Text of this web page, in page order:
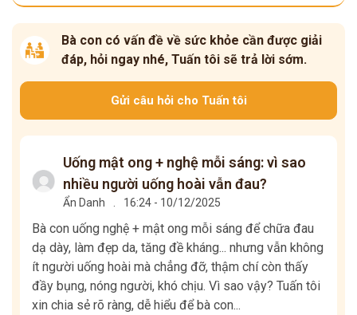
Bà con có vấn đề về sức khỏe cần được giải
đáp, hỏi ngay nhé, Tuấn tôi sẽ trả lời sớm.
Gửi câu hỏi cho Tuấn tôi
Uống mật ong + nghệ mỗi sáng: vì sao
nhiều người uống hoài vẫn đau?
Ẩn Danh 16:24 - 10/12/2025
Bà con uống nghệ + mật ong mỗi sáng để chữa đau
dạ dày, làm đẹp da, tăng đề kháng... nhưng vẫn không
ít người uống hoài mà chẳng đỡ, thậm chí còn thấy
đầy bụng, nóng người, khó chịu. Vì sao vậy? Tuấn tôi
xin chia sẻ rõ ràng, dễ hiểu để bà con...